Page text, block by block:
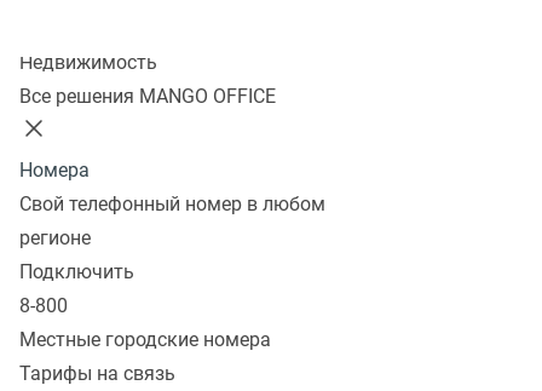
Недвижимость
Все решения MANGO OFFICE
Номера
Свой телефонный номер в любом
регионе
Подключить
8-800
Местные городские номера
Тарифы на связь
Подключить за 15 минут